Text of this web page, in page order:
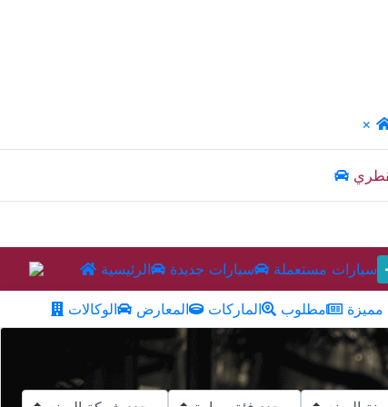
×
الرئيسية سيارات جديدة سيارات مستعملة
الوكالات المعارض الماركات مطلوب